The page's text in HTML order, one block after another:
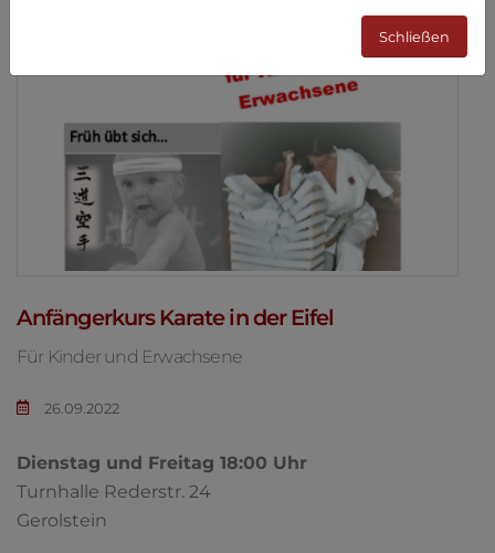
Schließen
Anfängerkurs Karate in der Eifel
Für Kinder und Erwachsene
26.09.2022
Dienstag und Freitag 18:00 Uhr
Turnhalle Rederstr. 24
Gerolstein